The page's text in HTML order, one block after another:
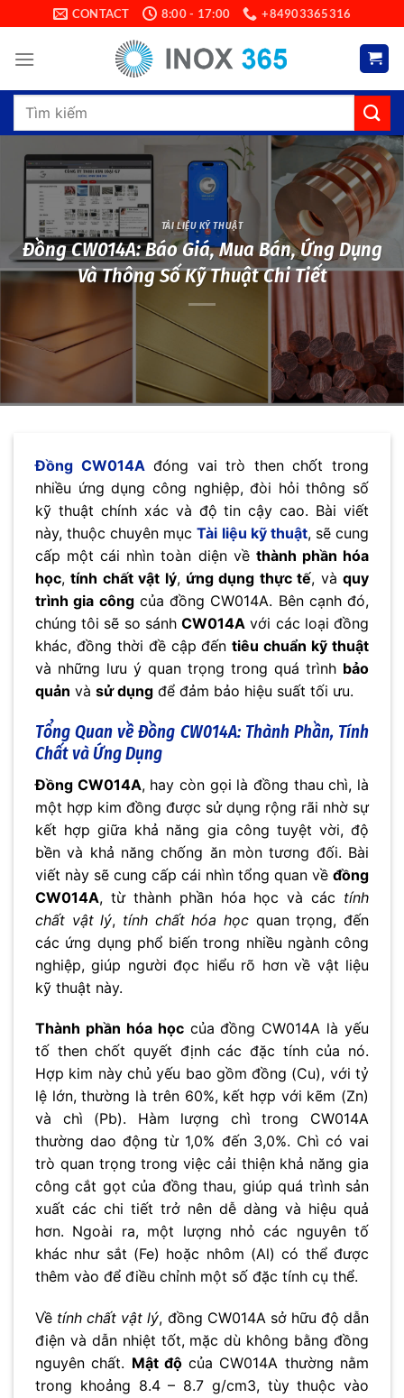
to
content
CONTACT 8:00 - 17:00 +84903365316
Search
TÀI LIỆU KỸ THUẬT
Đồng CW014A: Báo Giá, Mua Bán, Ứng Dụng
Và Thông Số Kỹ Thuật Chi Tiết
Đồng CW014Ađóng vai trò then chốt trong
nhiều ứng dụng công nghiệp, đòi hỏi thông số
kỹ thuật chính xác và độ tin cậy cao. Bài viết
này, thuộc chuyên mụcTài liệu kỹ thuật, sẽ cung
cấp một cái nhìn toàn diện về thành phần hóa
học,tính chất vật lý, ứng dụng thực tế, vàquy
trình gia côngcủa đồng CW014A. Bên cạnh đó,
chúng tôi sẽ so sánhCW014A với các loại đồng
khác, đồng thời đề cập đếntiêu chuẩn kỹ thuật
và những lưu ý quan trọng trong quá trình bảo
quản và sử dụng để đảm bảo hiệu suất tối ưu.
Tổng Quan vềĐồng CW014A: Thành Phần, Tính
Chất và Ứng Dụng
Đồng CW014A, hay còn gọi là đồng thau chì, là
một hợp kim đồng được sử dụng rộng rãi nhờ sự
kết hợp giữa khả năng gia công tuyệt vời, độ
bền và khả năng chống ăn mòn tương đối. Bài
viết này sẽ cung cấp cái nhìn tổng quan về đồng
CW014A, từ thành phần hóa học và các tính
chất vật lý, tính chất hóa học quan trọng, đến
các ứng dụng phổ biến trong nhiều ngành công
nghiệp, giúp người đọc hiểu rõ hơn về vật liệu
kỹ thuật này.
Thành phần hóa họccủa đồng CW014A là yếu
tố then chốt quyết định các đặc tính của nó.
Hợp kim này chủ yếu bao gồm đồng (Cu), với tỷ
lệ lớn, thường là trên 60%, kết hợp với kẽm (Zn)
và chì (Pb). Hàm lượng chì trong CW014A
thường dao động từ 1,0% đến 3,0%. Chì có vai
trò quan trọng trong việc cải thiện khả năng gia
công cắt gọt của đồng thau, giúp quá trình sản
xuất các chi tiết trở nên dễ dàng và hiệu quả
hơn. Ngoài ra, một lượng nhỏ các nguyên tố
khác như sắt (Fe) hoặc nhôm (Al) có thể được
thêm vào để điều chỉnh một số đặc tính cụ thể.
Về tính chất vật lý, đồng CW014A sở hữu độ dẫn
điện và dẫn nhiệt tốt, mặc dù không bằng đồng
nguyên chất. Mật độcủa CW014A thường nằm
trong khoảng 8.4 – 8.7 g/cm3, tùy thuộc vào